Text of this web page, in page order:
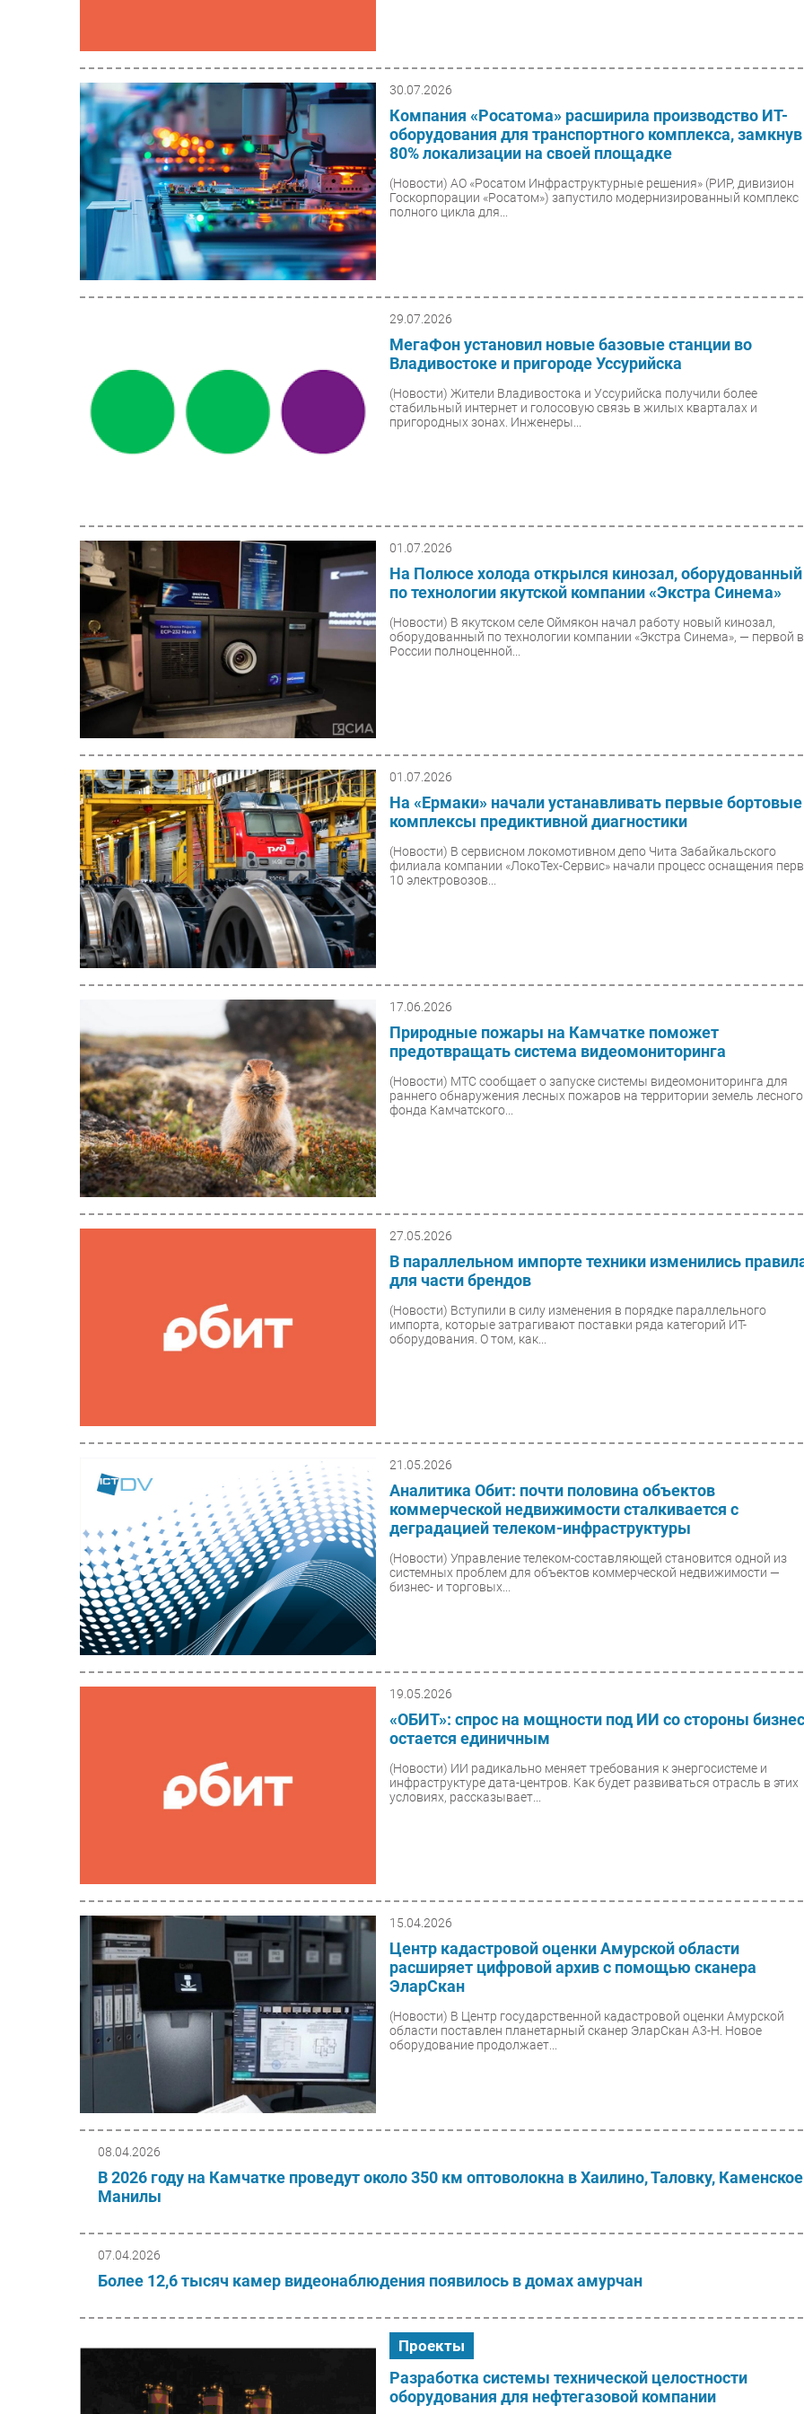
30.07.2026
Компания «Росатома» расширила производство ИТ-
оборудования для транспортного комплекса, замкнув
80% локализации на своей площадке
(Новости)АО «Росатом Инфраструктурные решения» (РИР, дивизион
Госкорпорации «Росатом») запустило модернизированный комплекс
полного цикла для...
29.07.2026
МегаФон установил новые базовые станции во
Владивостоке и пригороде Уссурийска
(Новости)Жители Владивостока и Уссурийска получили более
стабильный интернет и голосовую связь в жилых кварталах и
пригородных зонах. Инженеры...
01.07.2026
На Полюсе холода открылся кинозал, оборудованный
по технологии якутской компании «Экстра Синема»
(Новости) В якутском селе Оймякон начал работу новый кинозал,
оборудованный по технологии компании «Экстра Синема», — первой в
России полноценной...
01.07.2026
На «Ермаки» начали устанавливать первые бортовые
комплексы предиктивной диагностики
(Новости) В сервисном локомотивном депо Чита Забайкальского
филиала компании «ЛокоТех-Сервис» начали процесс оснащения
10 электровозов...
17.06.2026
Природные пожары на Камчатке поможет
предотвращать система видеомониторинга
(Новости) МТС сообщает о запуске системы видеомониторинга для
раннего обнаружения лесных пожаров на территории земель лесного
фонда Камчатского...
27.05.2026
В параллельном импорте техники изменились
для части брендов
(Новости) Вступили в силу изменения в порядке параллельного
импорта, которые затрагивают поставки ряда категорий ИТ-
оборудования. О том, как...
21.05.2026
Аналитика Обит: почти половина объектов
коммерческой недвижимости сталкивается с
деградацией телеком-инфраструктуры
(Новости)Управление телеком-составляющей становится одной из
системных проблем для объектов коммерческой недвижимости —
бизнес- и торговых...
19.05.2026
«ОБИТ»: спрос на мощности под ИИ со стороны
остается единичным
(Новости) ИИ радикально меняет требования к энергосистеме и
инфраструктуре дата-центров. Как будет развиваться отрасль в этих
условиях, рассказывает...
15.04.2026
Центр кадастровой оценки Амурской области
расширяет цифровой архив с помощью сканера
ЭларСкан
(Новости) В Центр государственной кадастровой оценки Амурской
области поставлен планетарный сканер ЭларСкан А3-Н. Новое
оборудование продолжает...
08.04.2026
В 2026 году на Камчатке проведут около 350 км оптоволокна в Хаилино, Таловку,
Манилы
07.04.2026
Более 12,6 тысяч камер видеонаблюдения появилось в домах амурчан
Проекты
Разработка системы технической целостности
оборудования для нефтегазовой компании